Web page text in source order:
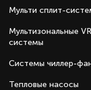
24-
Blue Fin.
блока при
Мульти сплит-
Мультизональные
системы
Системы чиллер-
Тепловые насосы